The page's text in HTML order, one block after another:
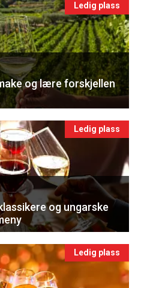
Ledig plass
og lære forskjellen
Ledig plass
og ungarske
Ledig plass